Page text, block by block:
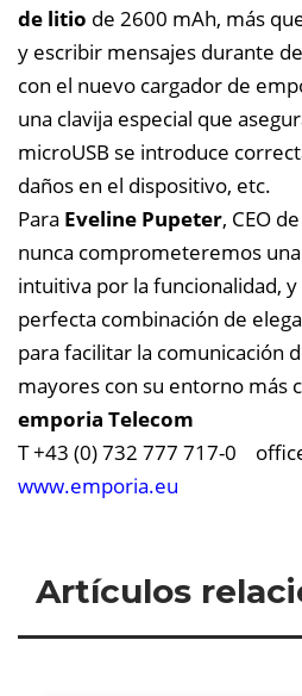
de litio de 2600 mAh, más
y escribir mensajes durante
con el nuevo cargador de
una clavija especial que
microUSB se introduce
daños en el dispositivo, etc.
Para Eveline Pupeter, CEO
nunca comprometeremos
intuitiva por la funcionalidad, y
perfecta combinación de
para facilitar la comunicación
mayores con su entorno más
emporia Telecom
T +43 (0) 732 777 717-0
www.emporia.eu
Artículos